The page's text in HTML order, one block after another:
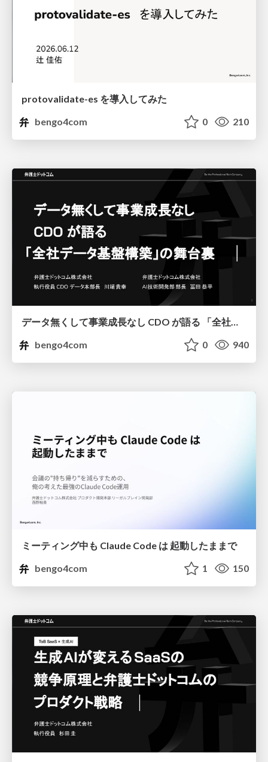
protovalidate-es を導入してみた
bengo4com
0 210
データ無くして事業成長なし CDO が語る 「全社データ基盤構築」の舞台裏
bengo4com
0 940
ミーティング中も Claude Code は 起動したままで
bengo4com
1 150